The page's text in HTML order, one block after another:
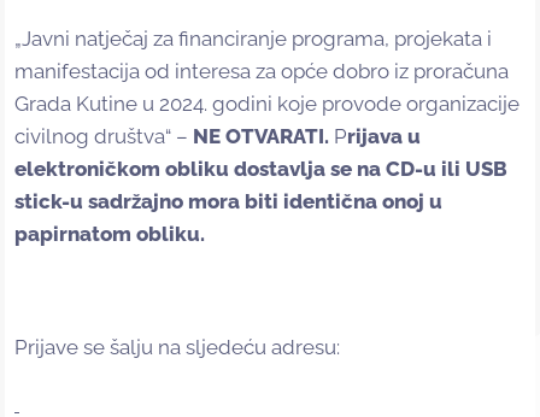
„Javni natječaj za financiranje programa, projekata i
manifestacija od interesa za opće dobro iz proračuna
Grada Kutine u 2024. godini koje provode organizacije
civilnog društva“ – NE OTVARATI. Prijava u
elektroničkom obliku dostavlja se na CD-u ili USB
stick-u sadržajno mora biti identična onoj u
papirnatom obliku.
Prijave se šalju na sljedeću adresu: